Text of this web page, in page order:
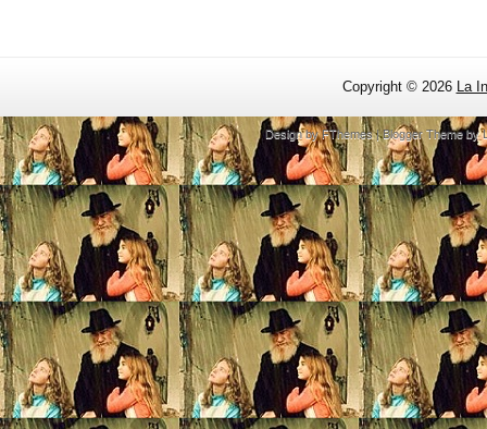
Copyright © 2026 La
Design byFThemes| Blogger Theme by